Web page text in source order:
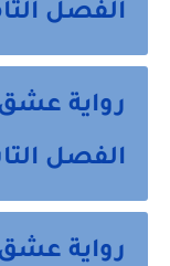
الفصل
رواية
الفصل
رواية